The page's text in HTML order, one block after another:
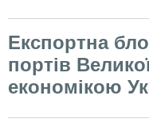
Експортна
портів
економікою